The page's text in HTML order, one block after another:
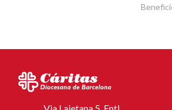
Via Laietana 5, Entl.